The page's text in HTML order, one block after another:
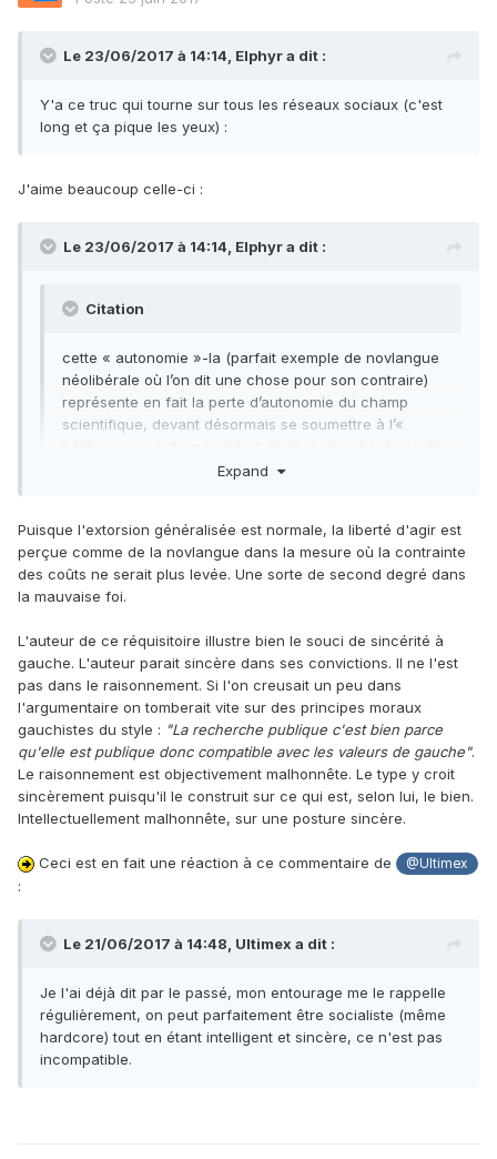
Le 23/06/2017 à 14:14, Elphyra dit :
Y'a ce truc qui tourne sur tous les réseaux sociaux (c'est
long et ça pique les yeux) :
J'aime beaucoup celle-ci :
Le 23/06/2017 à 14:14, Elphyra dit :
Citation
cette « autonomie »-la (parfait exemple de novlangue
néolibérale où l’on dit une chose pour son contraire)
représente en fait la perte d’autonomie du champ
scientifique, devant désormais se soumettre à l’«
Expand
Puisque l'extorsion généralisée est normale, la liberté d'agir est
perçue comme de la novlangue dans la mesure où la contrainte
des coûts ne serait plus levée. Une sorte de second degré dans
la mauvaise foi.
L'auteur de ce réquisitoire illustre bien le souci de sincérité à
gauche. L'auteur parait sincère dans ses convictions. Il ne l'est
pas dans le raisonnement. Si l'on creusait un peu dans
l'argumentaire on tomberait vite sur des principes moraux
gauchistes du style : "La recherche publique c'est bien parce
qu'elle est publique donc compatible avec les valeurs de gauche".
Le raisonnement est objectivement malhonnête. Le type y croit
sincèrement puisqu'il le construit sur ce qui est, selon lui, le bien.
Intellectuellement malhonnête, sur une posture sincère.
Ceci est en fait une réaction à ce commentaire de @Ultimex
:
Le 21/06/2017 à 14:48, Ultimex a dit :
Je l'ai déjà dit par le passé, mon entourage me le rappelle
régulièrement, on peut parfaitement être socialiste (même
hardcore) tout en étant intelligent et sincère, ce n'est pas
incompatible.